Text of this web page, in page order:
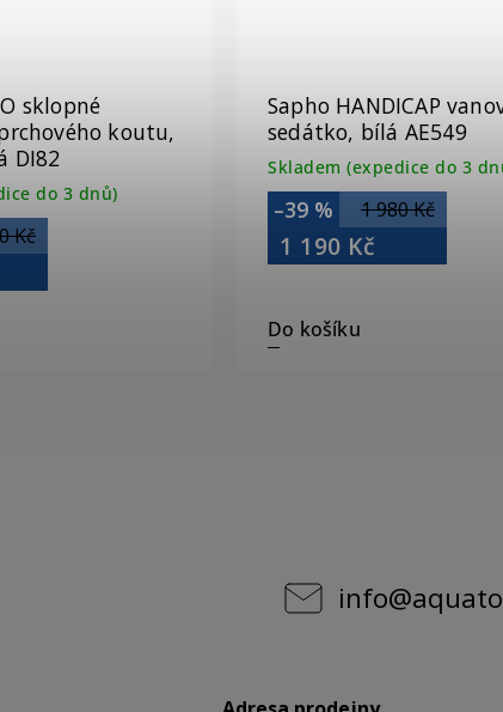
sklopné
koutu,
DI82
do 3 dnů)
Kč
Sapho HANDICAP
sedátko, bílá AE549
Skladem (expedice do 3
1 980 Kč
–39 %
1 190 Kč
Do košíku
info@